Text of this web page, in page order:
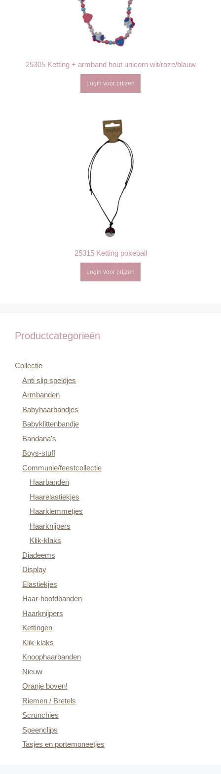
25305 Ketting + armband hout unicorn wit/roze/blauw
Login voor prijzen
25315 Ketting pokeball
Login voor prijzen
Productcategorieën
Collectie
Anti slip speldjes
Armbanden
Babyhaarbandjes
Babyklittenbandje
Bandana's
Boys-stuff
Communie/feestcollectie
Haarbanden
Haarelastiekjes
Haarklemmetjes
Haarknijpers
Klik-klaks
Diadeems
Display
Elastiekjes
Haar-hoofdbanden
Haarknijpers
Kettingen
Klik-klaks
Knoophaarbanden
Nieuw
Oranje boven!
Riemen / Bretels
Scrunchies
Speenclips
Tasjes en portemoneetjes